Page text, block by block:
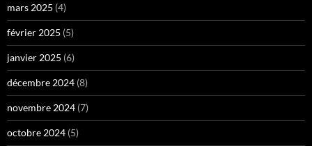
mars 2025 (4)
février 2025 (5)
janvier 2025 (6)
décembre 2024 (8)
novembre 2024 (7)
octobre 2024 (5)